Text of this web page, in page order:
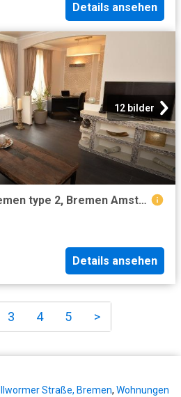
Details ansehen
12 bilder
Deluxe Apartment Bremen type 2, Bremen Amsterdam Apartments for Rent
Details ansehen
3 4 5 >
Straße, Bremen, Wohnungen